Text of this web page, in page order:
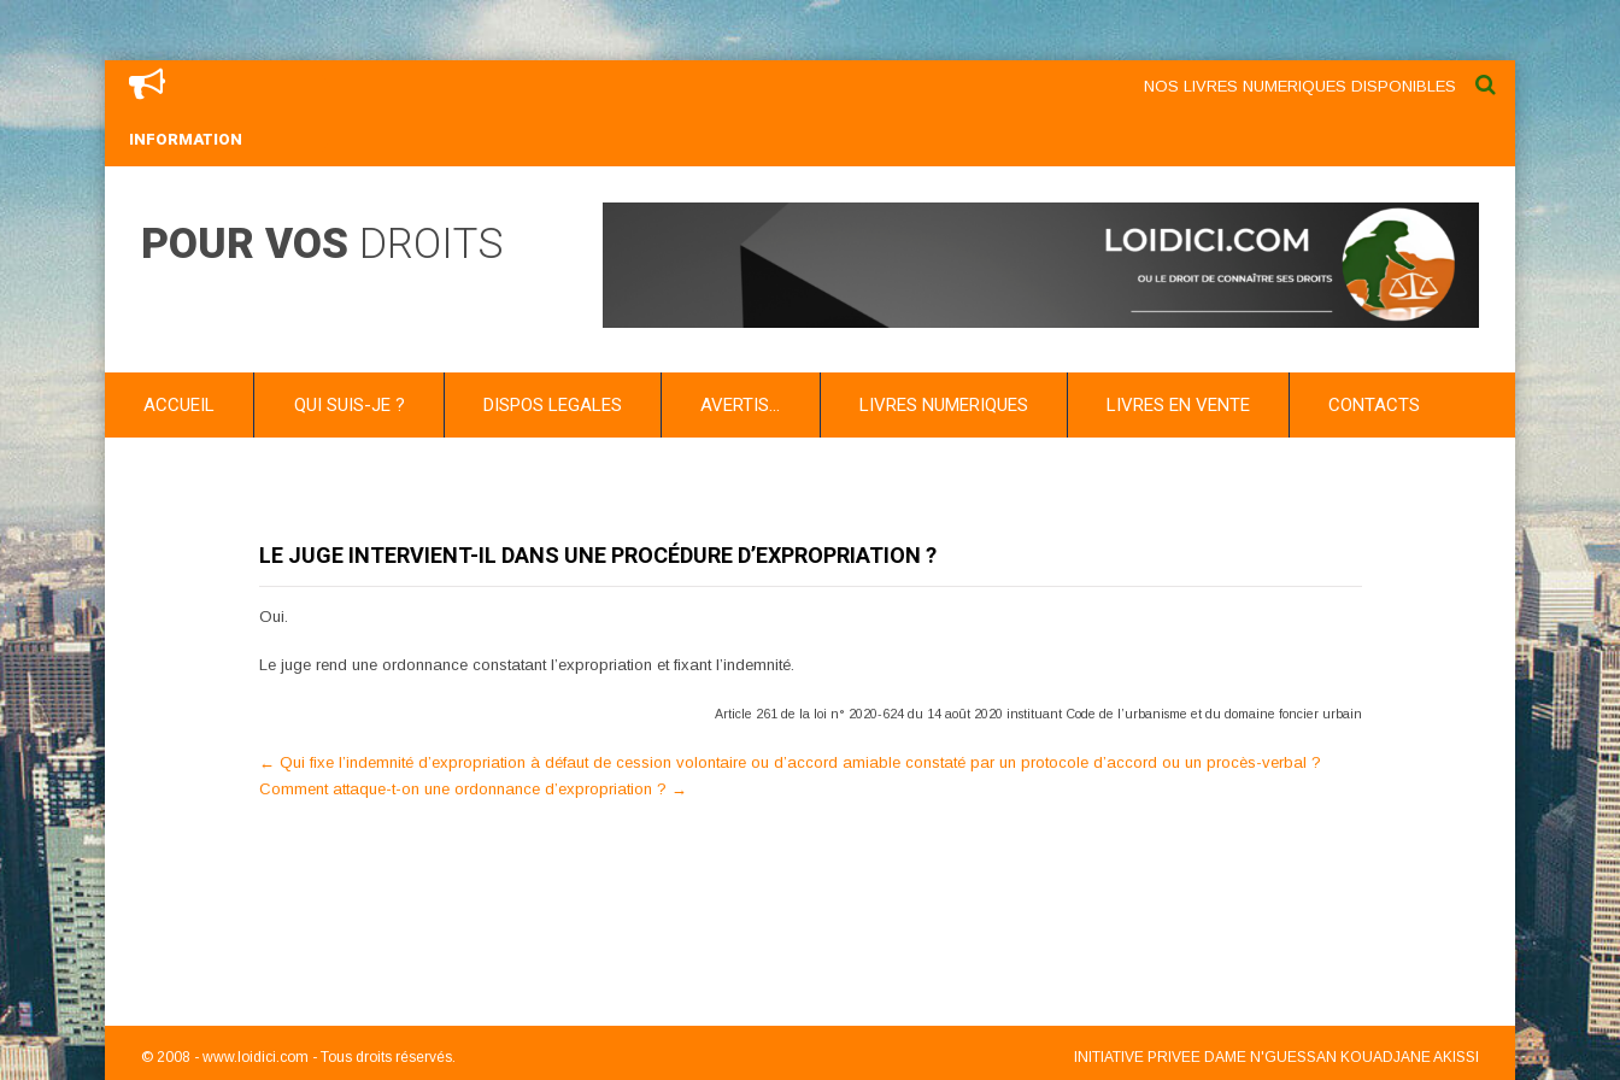
INFORMATION
NOS LIVRES NUMERIQUES DISPONIBLES AU NIVEAU DU MENU
POUR VOS DROITS
ACCUEIL QUI SUIS-JE ? DISPOS LEGALES AVERTIS… LIVRES NUMERIQUES LIVRES EN VENTE CONTACTS
LE JUGE INTERVIENT-IL DANS UNE PROCÉDURE D’EXPROPRIATION ?
Oui.
Le juge rend une ordonnance constatant l’expropriation et fixant l’indemnité.
Article 261 de la loi n° 2020-624 du 14 août 2020 instituant Code de l’urbanisme et du domaine foncier urbain
Post
navigation
← Qui fixe l’indemnité d’expropriation à défaut de cession volontaire ou d’accord amiable constaté par un protocole d’accord ou un procès-verbal ?
Comment attaque-t-on une ordonnance d’expropriation ? →
© 2008 - www.loidici.com - Tous droits réservés. INITIATIVE PRIVEE DAME N'GUESSAN KOUADJANE AKISSI